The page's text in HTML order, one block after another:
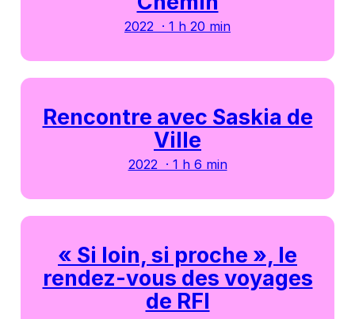
2022 · 1 h 20 min
Rencontre avec Saskia de
Ville
2022 · 1 h 6 min
« Si loin, si proche », le
rendez-vous des voyages
de RFI